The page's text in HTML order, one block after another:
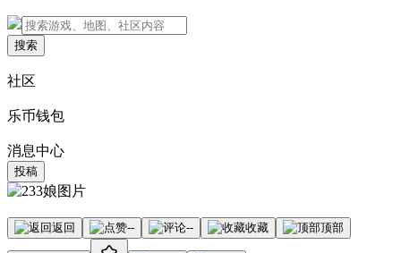
搜索
社区
乐币钱包
消息中心
投稿
返回 -- -- 收藏 顶部